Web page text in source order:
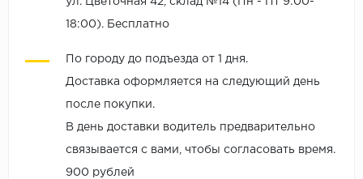
18:00). Бесплатно
По городу до подъезда от 1 дня.
Доставка оформляется на следующий день
после покупки.
В день доставки водитель предварительно
связывается с вами, чтобы согласовать время.
900 рублей